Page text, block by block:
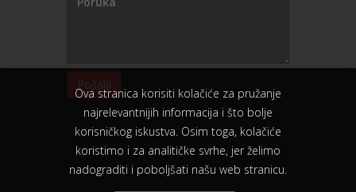
Pošalji
Ova stranica korisiti kolačiće za pružanje
najrelevantnijih informacija i što bolje
korisničkog iskustva. Osim toga, kolačiće
koristimo i za analitičke svrhe, jer želimo
nadograditi i poboljšati našu web stranicu.